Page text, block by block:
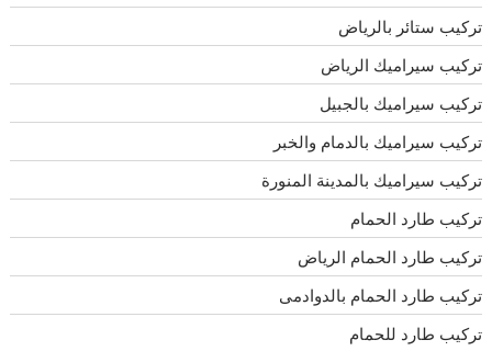
تركيب ستائر بالرياض
تركيب سيراميك الرياض
تركيب سيراميك بالجبيل
تركيب سيراميك بالدمام والخبر
تركيب سيراميك بالمدينة المنورة
تركيب طارد الحمام
تركيب طارد الحمام الرياض
تركيب طارد الحمام بالدوادمى
تركيب طارد للحمام